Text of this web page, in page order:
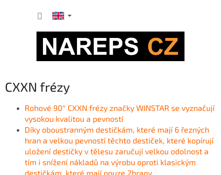
CXXN frézy
Rohové 90° CXXN frézy značky WINSTAR se vyznačují
vysokou kvalitou a pevností
Díky oboustranným destičkám, které mají 6 řezných
hran a velkou pevností těchto destiček, které kopírují
uložení destičky v tělesu zaručují velkou odolnost a
tím i snížení nákladů na výrobu oproti klasickým
destičkám, které mají pouze 2hrany.